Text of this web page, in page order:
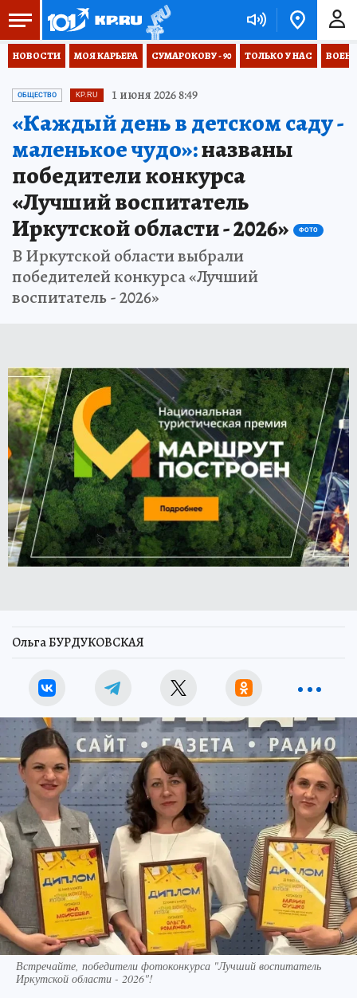
НОВОСТИ МОЯ КАРЬЕРА СУМАРОКОВУ - 90 ТОЛЬКО У НАС
ОБЩЕСТВО KP.RU 1 июня 2026 8:49
«Каждый день в детском саду -
маленькое чудо»:названы
победители конкурса
«Лучший воспитатель
Иркутской области - 2026»
ФОТО
В Иркутской области выбрали
победителей конкурса «Лучший
воспитатель - 2026»
Ольга БУРДУКОВСКАЯ
Встречайте, победители фотоконкурса "Лучший воспитатель
Иркутской области - 2026"!